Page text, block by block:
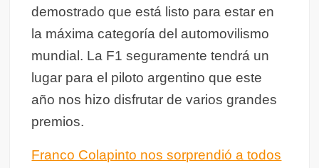
demostrado que está listo para estar en
la máxima categoría del automovilismo
mundial. La F1 seguramente tendrá un
lugar para el piloto argentino que este
año nos hizo disfrutar de varios grandes
premios.
Franco Colapinto nos sorprendió a todos